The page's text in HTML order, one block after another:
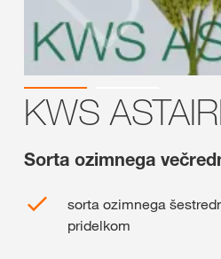
KWS
Sorta ozimnega
sorta ozimnega
pridelkom